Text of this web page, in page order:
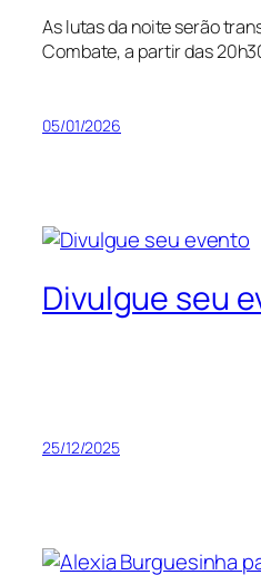
As lutas da noite serão
Combate, a partir das
05/01/2026
Divulgue seu
25/12/2025